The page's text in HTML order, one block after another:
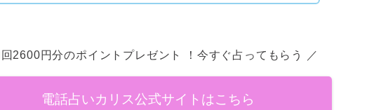
2600円分のポイントプレゼント ！今すぐ占ってもらう ／
電話占いカリス公式サイトはこちら